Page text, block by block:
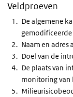
Veldproeven
De algemene
Naam en adres
Doel van de
De plaats van
monitoring van